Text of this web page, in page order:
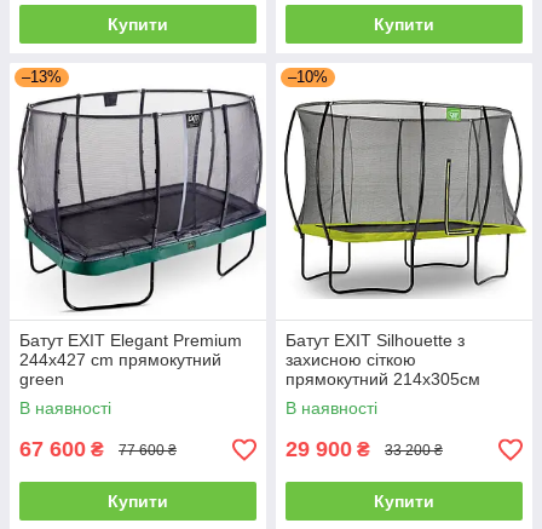
Купити Купити
–13%
Батут EXIT Elegant Premium
244х427 cm прямокутний
green
В наявності
67 600 ₴ 77 600 ₴
Купити
–10%
Батут EXIT Silhouette з
захисною сіткою
прямокутний 214х305см
зелений на ніжках
В наявності
29 900 ₴ 33 200 ₴
Купити